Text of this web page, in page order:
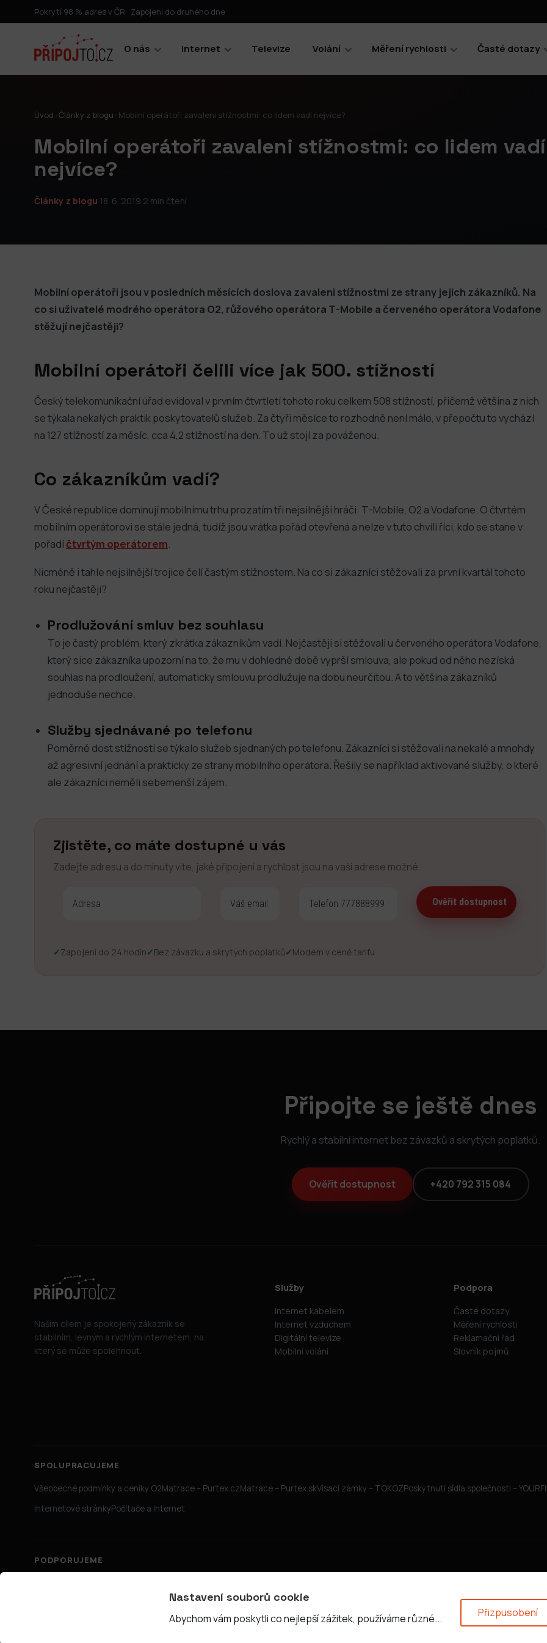
Pokrytí 98 % adres v ČR · Zapojení do druhého dne
O nás Internet Televize Volání Měření rychlosti Časté dotazy
Úvod Články z blogu Mobilní operátoři zavaleni stížnostmi: co lidem vadí nejvíce?
Mobilní operátoři zavaleni stížnostmi: co lidem vadí
nejvíce?
Články z blogu·18. 6. 2019·2 min čtení
Mobilní operátoři jsou v posledních měsících doslova zavaleni stížnostmi ze strany jejich zákazníků. Na
co si uživatelé modrého operátora O2, růžového operátora T-Mobile a červeného operátora Vodafone
stěžují nejčastěji?
Mobilní operátoři čelili více jak 500. stížností
Český telekomunikační úřad evidoval v prvním čtvrtletí tohoto roku celkem 508 stížností, přičemž většina z nich
se týkala nekalých praktik poskytovatelů služeb. Za čtyři měsíce to rozhodně není málo, v přepočtu to vychází
na 127 stížností za měsíc, cca 4,2 stížností na den. To už stojí za pováženou.
Co zákazníkům vadí?
V České republice dominují mobilnímu trhu prozatím tři nejsilnější hráči: T-Mobile, O2 a Vodafone. O čtvrtém
mobilním operátorovi se stále jedná, tudíž jsou vrátka pořád otevřená a nelze v tuto chvíli říci, kdo se stane v
pořadíčtvrtým operátorem
Nicméně i tahle nejsilnější trojice čelí častým stížnostem. Na co si zákazníci stěžovali za první kvartál tohoto
roku nejčastěji?
Prodlužování smluv bez souhlasu
To je častý problém, který zkrátka zákazníkům vadí. Nejčastěji si stěžovali u červeného operátora Vodafone,
který sice zákazníka upozorní na to, že mu v dohledné době vyprší smlouva, ale pokud od něho nezíská
souhlas na prodloužení, automaticky smlouvu prodlužuje na dobu neurčitou. A to většina zákazníků
jednoduše nechce.
Služby sjednávané po telefonu
Poměrně dost stížností se týkalo služeb sjednaných po telefonu. Zákazníci si stěžovali na nekalé a mnohdy
až agresivní jednání a prakticky ze strany mobilního operátora. Řešily se například aktivované služby, o které
ale zákazníci neměli sebemenší zájem.
Zjistěte, co máte dostupné u vás
Zadejte adresu a do minuty víte, jaké připojení a rychlost jsou na vaší adrese možné.
✓Zapojení do 24 hodin✓Bez závazku a skrytých poplatků✓Modem v ceně tarifu
Připojte se ještě dnes
Rychlý a stabilní internet bez závazků a skrytých poplatků.
Ověřit dostupnost +420 792 315 084
Naším cílem je spokojený zákazník se
stabilním, levným a rychlým internetem, na
který se může spolehnout.
Služby
Internet kabelem
Internet vzduchem
Digitální televize
Mobilní volání
Podpora
Časté dotazy
Měření rychlosti
Reklamační řád
Slovník pojmů
SPOLUPRACUJEME
Všeobecné podmínky a ceníky O2Matrace – Purtex.czMatrace – Purtex.skVisací zámky – TOKOZPoskytnutí sídla společnosti –
Internetové stránkyPočítače a Internet
PODPORUJEME
© 2026 PřipojTo.cz — KUBE Units s.r.o., IČ 06731465
Nastavení souborů cookie
Abychom vám poskytli co nejlepší zážitek, používáme různé... Přizpusobení